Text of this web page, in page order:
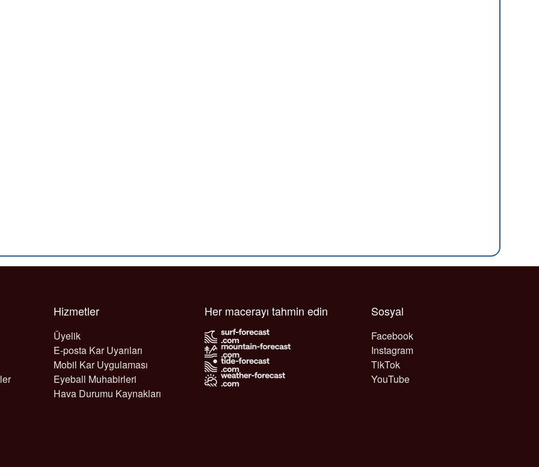
Hizmetler
Üyelik
E-posta Kar Uyarıları
Mobil Kar Uygulaması
Eyeball Muhabirleri
Hava Durumu Kaynakları
Sosyal
Facebook
Instagram
TikTok
YouTube
Her macerayı tahmin edin